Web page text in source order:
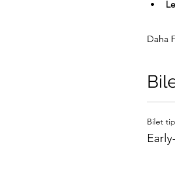
Daha
Bilet